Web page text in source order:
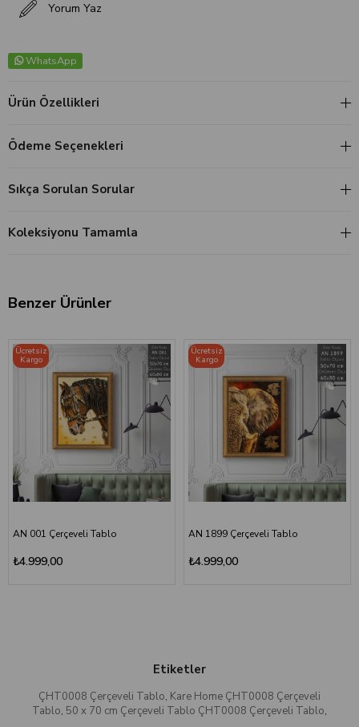
Yorum Yaz
WhatsApp
Ürün Özellikleri
Ödeme Seçenekleri
Sıkça Sorulan Sorular
Koleksiyonu Tamamla
Benzer Ürünler
AN 001 Çerçeveli Tablo
₺4.999,00
Ücretsiz
Kargo
AN 1899 Çerçeveli Tablo
₺4.999,00
Ücretsiz
Kargo
Etiketler
ÇHT0008 Çerçeveli Tablo, Kare Home ÇHT0008 Çerçeveli
Tablo, 50 x 70 cm Çerçeveli Tablo ÇHT0008 Çerçeveli Tablo,